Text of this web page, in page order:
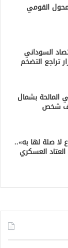
القومي
السوداني
المالحة بشمال
لا صلة لها به»..
العسكري